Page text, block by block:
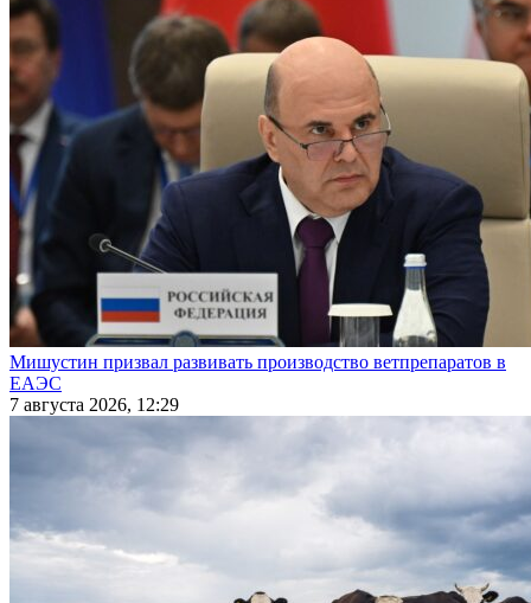
Мишустин призвал развивать производство ветпрепаратов в
ЕАЭС
7 августа 2026, 12:29